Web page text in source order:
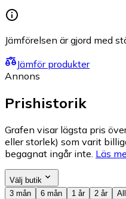
Jämförelsen är gjord med
Jämför produkter
Annons
Prishistorik
Grafen visar lägsta pris
eller storlek) som varit
begagnat ingår inte. Läs
Välj butik
3 mån
6 mån 1 år 2 år